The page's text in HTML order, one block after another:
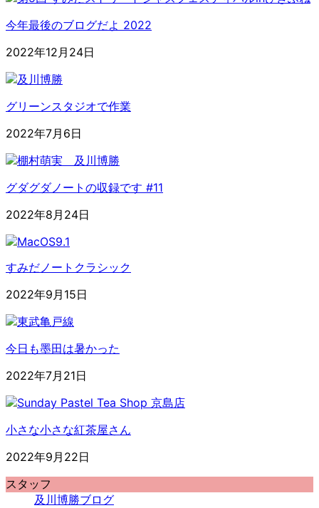
今年最後のブログだよ 2022
2022年12月24日
グリーンスタジオで作業
2022年7月6日
グダグダノートの収録です #11
2022年8月24日
すみだノートクラシック
2022年9月15日
今日も墨田は暑かった
2022年7月21日
小さな小さな紅茶屋さん
2022年9月22日
スタッフ
及川博勝ブログ